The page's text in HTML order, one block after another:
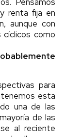
renta fija en
aunque con
como
para
esta
una de las
de las
al reciente